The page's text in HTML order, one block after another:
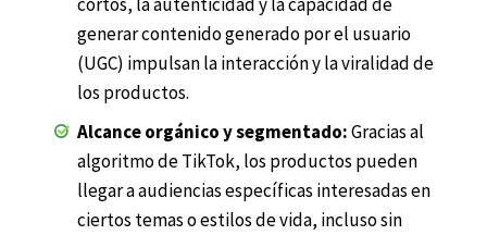
generar contenido generado por el usuario
(UGC) impulsan la interacción y la viralidad de
los productos.
Alcance orgánico y segmentado:Gracias al
algoritmo de TikTok, los productos pueden
llegar a audiencias específicas interesadas en
ciertos temas o estilos de vida, incluso sin